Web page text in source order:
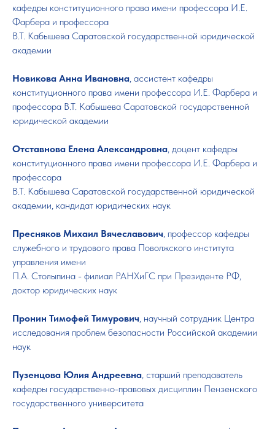
кафедры конституционного права имени профессора И.Е.
Фарбера и профессора
В.Т. Кабышева Саратовской государственной юридической
академии
Новикова Анна Ивановна, ассистент кафедры
конституционного права имени профессора И.Е. Фарбера и
профессора В.Т. Кабышева Саратовской государственной
юридической академии
Отставнова Елена Александровна, доцент кафедры
конституционного права имени профессора И.Е. Фарбера и
профессора
В.Т. Кабышева Саратовской государственной юридической
академии, кандидат юридических наук
Пресняков Михаил Вячеславович, профессор кафедры
служебного и трудового права Поволжского института
управления имени
П.А. Столыпина - филиал РАНХиГС при Президенте РФ,
доктор юридических наук
Пронин Тимофей Тимурович, научный сотрудник Центра
исследования проблем безопасности Российской академии
наук
Пузенцова Юлия Андреевна, старший преподаватель
кафедры государственно-правовых дисциплин Пензенского
государственного университета